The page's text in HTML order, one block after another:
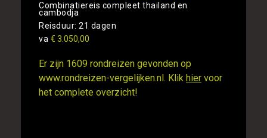
Combinatiereis compleet thailand en
cambodja
Reisduur: 21 dagen
va € 3.050,00
Er zijn 1609 rondreizen gevonden op
www.rondreizen-vergelijken.nl. Klik hier voor
het complete overzicht!